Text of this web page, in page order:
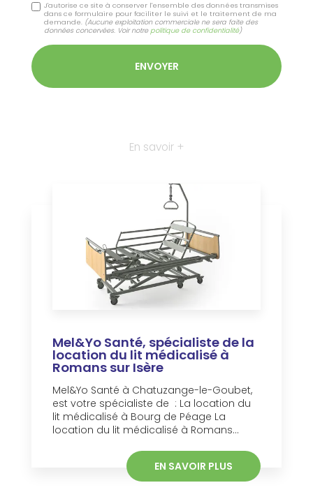
J'autorise ce site à conserver l'ensemble des données transmises
dans ce formulaire pour faciliter le suivi et le traitement de ma
demande. (Aucune exploitation commerciale ne sera faite des
données concervées. Voir notre politique de confidentialité)
En savoir +
Mel&Yo Santé, spécialiste de la
location du lit médicalisé à
Romans sur Isère
Mel&Yo Santé à Chatuzange-le-Goubet,
est votre spécialiste de : La location du
lit médicalisé à Bourg de Péage La
location du lit médicalisé à Romans...
EN SAVOIR PLUS